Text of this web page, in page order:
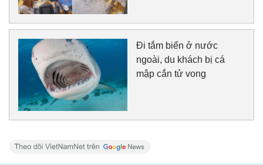
Đi tắm biển ở nước
ngoài, du khách bị cá
mập cắn tử vong